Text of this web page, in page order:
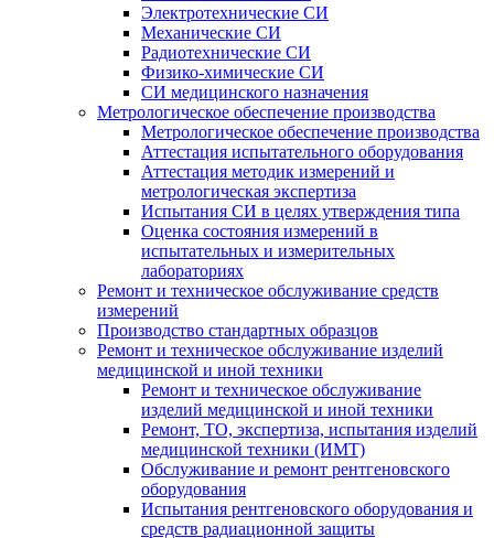
Электротехнические СИ
Механические СИ
Радиотехнические СИ
Физико-химические СИ
СИ медицинского назначения
Метрологическое обеспечение производства
Метрологическое обеспечение производства
Аттестация испытательного оборудования
Аттестация методик измерений и
метрологическая экспертиза
Испытания СИ в целях утверждения типа
Оценка состояния измерений в
испытательных и измерительных
лабораториях
Ремонт и техническое обслуживание средств
измерений
Производство стандартных образцов
Ремонт и техническое обслуживание изделий
медицинской и иной техники
Ремонт и техническое обслуживание
изделий медицинской и иной техники
Ремонт, ТО, экспертиза, испытания изделий
медицинской техники (ИМТ)
Обслуживание и ремонт рентгеновского
оборудования
Испытания рентгеновского оборудования и
средств радиационной защиты